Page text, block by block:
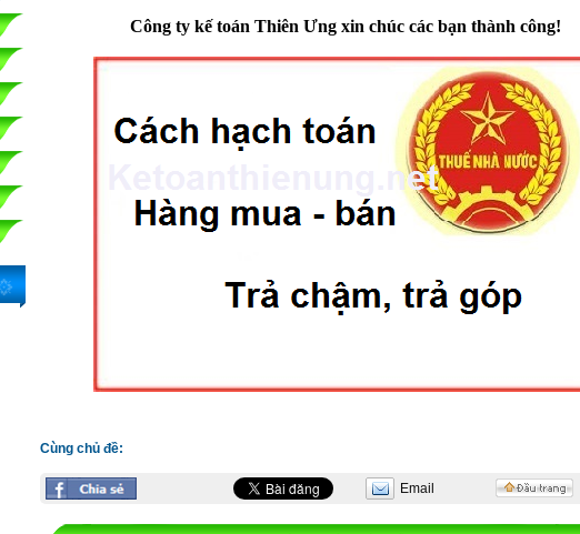
Công ty kế toán Thiên Ưng xin chúc các bạn thành công!
Cùng chủ đề:
Email